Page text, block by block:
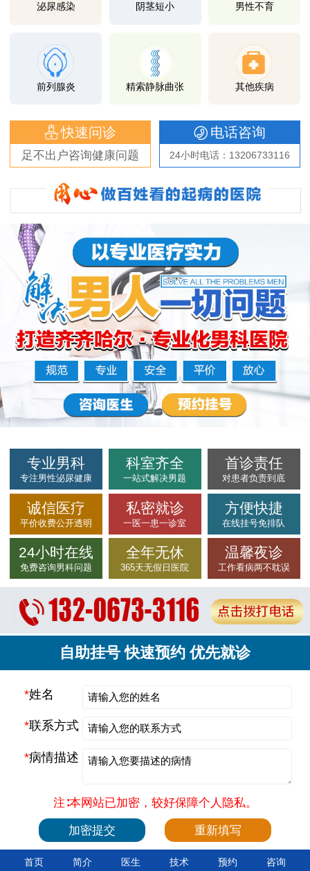
泌尿感染 阴茎短小 男性不育
前列腺炎 精索静脉曲张 其他疾病
快速问诊
足不出户咨询健康问题
电话咨询
24小时电话：13206733116
专业男科
专注男性泌尿健康
科室齐全
一站式解决男题
首诊责任
对患者负责到底
诚信医疗
平价收费公开透明
私密就诊
一医一患一诊室
方便快捷
在线挂号免排队
24小时在线
免费咨询男科问题
全年无休
365天无假日医院
温馨夜诊
工作看病两不耽误
自助挂号 快速预约 优先就诊
*姓名
*联系方式
*病情描述
注∶本网站已加密，较好保障个人隐私。
首页 简介 医生 技术 预约 咨询